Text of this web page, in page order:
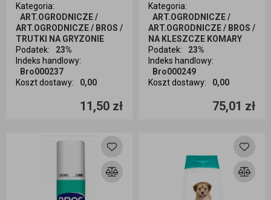
Kategoria:
ART.OGRODNICZE /
ART.OGRODNICZE / BROS /
TRUTKI NA GRYZONIE
Podatek:
23%
Indeks handlowy:
Bro000237
Koszt dostawy: 0,00
11,50 zł
Ilość sztuk
Kategoria:
ART.OGRODNICZE /
ART.OGRODNICZE / BROS /
NA KLESZCZE KOMARY
Podatek:
23%
Indeks handlowy:
Bro000249
Koszt dostawy: 0,00
75,01 zł
Ilość sztuk